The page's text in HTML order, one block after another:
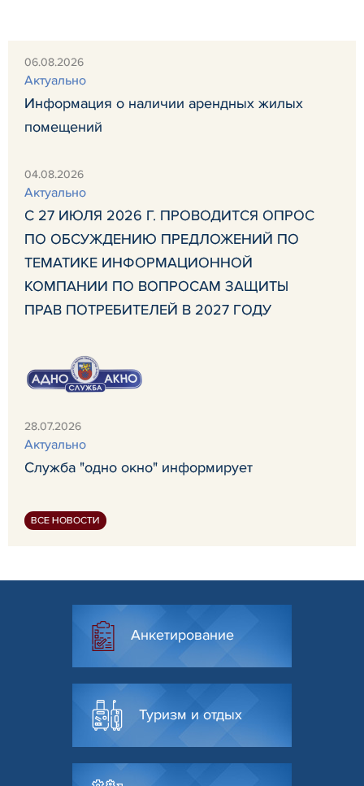
06.08.2026
Актуально
Информация о наличии арендных жилых
помещений
04.08.2026
Актуально
С 27 ИЮЛЯ 2026 Г. ПРОВОДИТСЯ ОПРОС
ПО ОБСУЖДЕНИЮ ПРЕДЛОЖЕНИЙ ПО
ТЕМАТИКЕ ИНФОРМАЦИОННОЙ
КОМПАНИИ ПО ВОПРОСАМ ЗАЩИТЫ
ПРАВ ПОТРЕБИТЕЛЕЙ В 2027 ГОДУ
28.07.2026
Актуально
Служба "одно окно" информирует
ВСЕ НОВОСТИ
Анкетирование
Туризм и отдых